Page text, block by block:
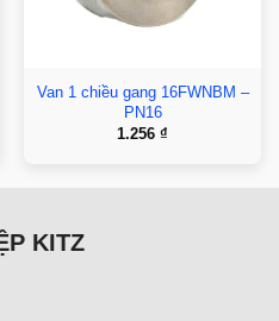
Van 1 chiều gang 16FWNBM –
PN16
1.256 ₫
KITZ